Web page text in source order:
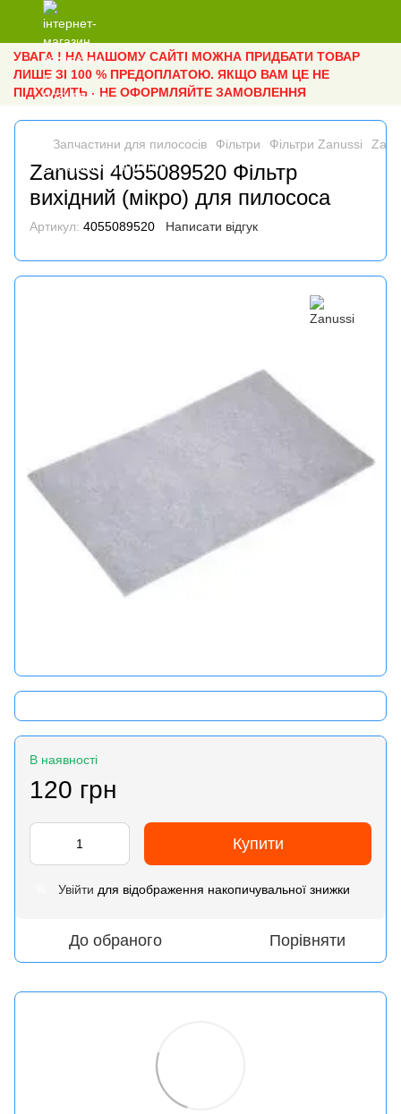
УВАГА ! НА НАШОМУ САЙТІ МОЖНА ПРИДБАТИ ТОВАР
ЛИШЕ ЗІ 100 % ПРЕДОПЛАТОЮ. ЯКЩО ВАМ ЦЕ НЕ
ПІДХОДИТЬ - НЕ ОФОРМЛЯЙТЕ ЗАМОВЛЕННЯ
Запчастини для пилососів Фільтри Фільтри Zanussi
Zanussi 4055089520 Фільтр
вихідний (мікро) для пилосоcа
Артикул: 4055089520 Написати відгук
В наявності
120 грн
Купити
Увійти для відображення накопичувальної знижки
До обраного Порівняти